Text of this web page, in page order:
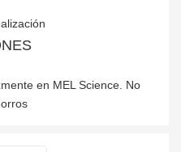
en MEL Science. No